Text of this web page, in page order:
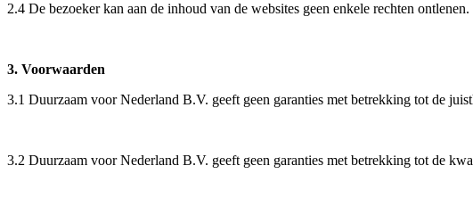
2.4 De bezoeker kan aan de inhoud van de websites geen enkele rechten ontlenen.
3. Voorwaarden
3.1 Duurzaam voor Nederland B.V. geeft geen garanties met betrekking tot de
3.2 Duurzaam voor Nederland B.V. geeft geen garanties met betrekking tot de